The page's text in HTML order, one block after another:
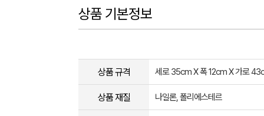
상품 기본정보
상품 규격 세로 35cm X 폭 12cm X 가로
상품 재질 나일론, 폴리에스테르